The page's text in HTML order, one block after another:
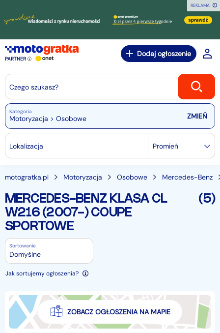
REKLAMA
PARTNER
Dodaj ogłoszenie
Czego szukasz?
Kategoria
Motoryzacja > Osobowe
Lokalizacja Promień
motogratka.pl Motoryzacja Osobowe Mercedes-Benz
MERCEDES-BENZ KLASA CL
W216 (2007-) COUPE
SPORTOWE
(5)
Sortowanie
Domyślne
Jak sortujemy ogłoszenia?
ZOBACZ OGŁOSZENIA NA MAPIE